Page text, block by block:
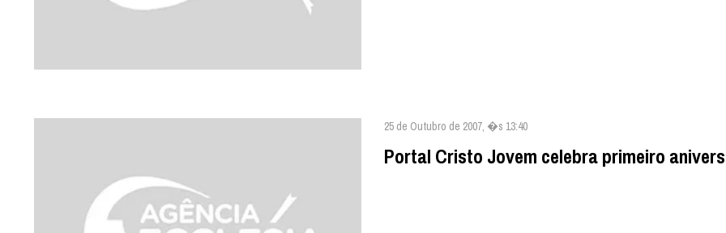
25 de Outubro de 2007, �s 13:40
Portal Cristo Jovem celebra primeiro